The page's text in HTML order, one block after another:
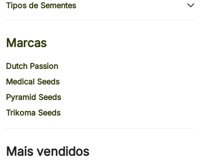
Tipos de Sementes
Marcas
Dutch Passion
Medical Seeds
Pyramid Seeds
Trikoma Seeds
Mais vendidos